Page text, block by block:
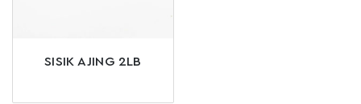
SISIK AJING 2LB